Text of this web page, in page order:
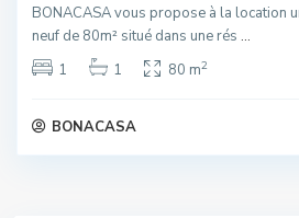
BONACASA vous propose à la location
neuf de 80m² situé dans une rés ...
1
1 80 m2
BONACASA